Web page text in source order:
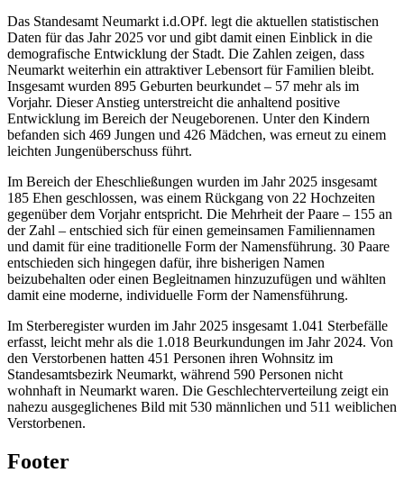
Das Standesamt Neumarkt i.d.OPf. legt die aktuellen statistischen
Daten für das Jahr 2025 vor und gibt damit einen Einblick in die
demografische Entwicklung der Stadt. Die Zahlen zeigen, dass
Neumarkt weiterhin ein attraktiver Lebensort für Familien bleibt.
Insgesamt wurden 895 Geburten beurkundet – 57 mehr als im
Vorjahr. Dieser Anstieg unterstreicht die anhaltend positive
Entwicklung im Bereich der Neugeborenen. Unter den Kindern
befanden sich 469 Jungen und 426 Mädchen, was erneut zu einem
leichten Jungenüberschuss führt.
Im Bereich der Eheschließungen wurden im Jahr 2025 insgesamt
185 Ehen geschlossen, was einem Rückgang von 22 Hochzeiten
gegenüber dem Vorjahr entspricht. Die Mehrheit der Paare – 155 an
der Zahl – entschied sich für einen gemeinsamen Familiennamen
und damit für eine traditionelle Form der Namensführung. 30 Paare
entschieden sich hingegen dafür, ihre bisherigen Namen
beizubehalten oder einen Begleitnamen hinzuzufügen und wählten
damit eine moderne, individuelle Form der Namensführung.
Im Sterberegister wurden im Jahr 2025 insgesamt 1.041 Sterbefälle
erfasst, leicht mehr als die 1.018 Beurkundungen im Jahr 2024. Von
den Verstorbenen hatten 451 Personen ihren Wohnsitz im
Standesamtsbezirk Neumarkt, während 590 Personen nicht
wohnhaft in Neumarkt waren. Die Geschlechterverteilung zeigt ein
nahezu ausgeglichenes Bild mit 530 männlichen und 511 weiblichen
Verstorbenen.
Footer